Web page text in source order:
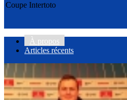
Coupe Intertoto
À propos
Articles récents